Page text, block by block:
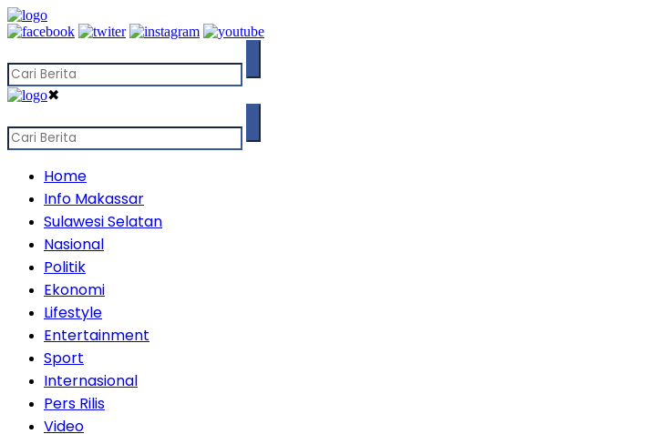
✖
Home
Info Makassar
Sulawesi Selatan
Nasional
Politik
Ekonomi
Lifestyle
Entertainment
Sport
Internasional
Pers Rilis
Video